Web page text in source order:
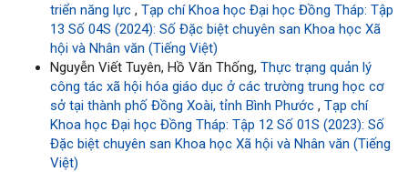
triển năng lực , Tạp chí Khoa học Đại học Đồng Tháp: Tập
13 Số 04S (2024): Số Đặc biệt chuyên san Khoa học Xã
hội và Nhân văn (Tiếng Việt)
Nguyễn Viết Tuyên, Hồ Văn Thống, Thực trạng quản lý
công tác xã hội hóa giáo dục ở các trường trung học cơ
sở tại thành phố Đồng Xoài, tỉnh Bình Phước , Tạp chí
Khoa học Đại học Đồng Tháp: Tập 12 Số 01S (2023): Số
Đặc biệt chuyên san Khoa học Xã hội và Nhân văn (Tiếng
Việt)